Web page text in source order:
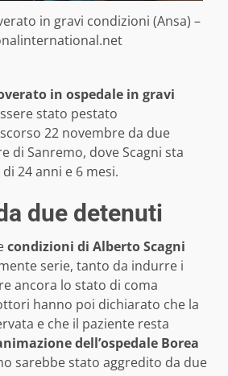
in gravi condizioni (Ansa) –
in ospedale in gravi
stato pestato
22 novembre da due
di Sanremo, dove Scagni sta
24 anni e 6 mesi.
due detenuti
condizioni di Alberto Scagni
serie, tanto da indurre i
ancora lo stato di coma
hanno poi dichiarato che la
e che il paziente resta
dell’ospedale Borea
sarebbe stato aggredito da due